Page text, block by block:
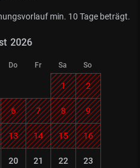
min. 10 Tage beträgt.
2026
Do Fr Sa So
1 2
6 7 8 9
13 14 15 16
20 21 22 23